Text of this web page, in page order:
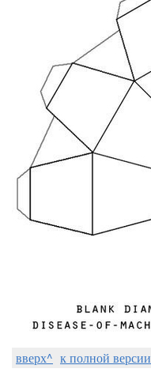
вверх^ к полной версии